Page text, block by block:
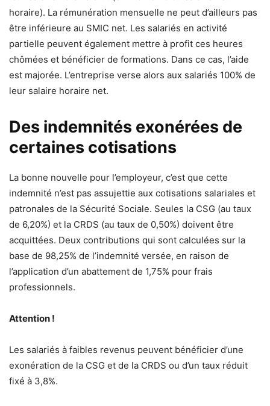
horaire). La rémunération mensuelle ne peut d’ailleurs pas
être inférieure au SMIC net. Les salariés en activité
partielle peuvent également mettre à profit ces heures
chômées et bénéficier de formations. Dans ce cas, l’aide
est majorée. L’entreprise verse alors aux salariés 100% de
leur salaire horaire net.
Des indemnités exonérées de
certaines cotisations
La bonne nouvelle pour l’employeur, c’est que cette
indemnité n’est pas assujettie aux cotisations salariales et
patronales de la Sécurité Sociale. Seules la CSG (au taux
de 6,20%) et la CRDS (au taux de 0,50%) doivent être
acquittées. Deux contributions qui sont calculées sur la
base de 98,25% de l’indemnité versée, en raison de
l’application d’un abattement de 1,75% pour frais
professionnels.
Attention !
Les salariés à faibles revenus peuvent bénéficier d’une
exonération de la CSG et de la CRDS ou d’un taux réduit
fixé à 3,8%.